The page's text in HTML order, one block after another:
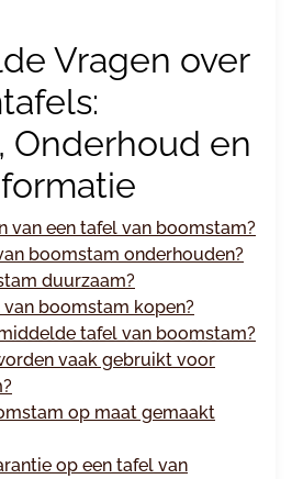
Vragen over
Onderhoud en
van een tafel van boomstam?
boomstam onderhouden?
duurzaam?
boomstam kopen?
tafel van boomstam?
vaak gebruikt voor
op maat gemaakt
op een tafel van